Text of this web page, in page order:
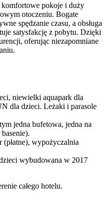
pokoje i duży
otoczeniu. Bogate
spędzanie czasu, a obsługa
satysfakcję z pobytu. Dzięki
oferując niezapomniane
niewielki aquapark dla
dla dzieci. Leżaki i parasole
jedna bufetowa, jedna na
(płatne), wypożyczalnia
wybudowana w 2017
całego hotelu.